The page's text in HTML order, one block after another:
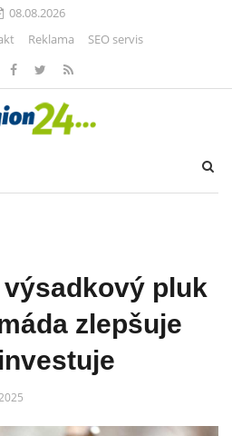
08.08.2026
Reklama SEO servis
pluk
zlepšuje